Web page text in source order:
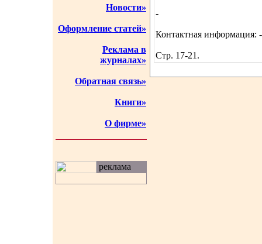
Новости»
Оформление статей»
Реклама в
журналах»
Обратная связь»
Книги»
О фирме»
реклама
-
Контактная информация: -
Стр. 17-21.